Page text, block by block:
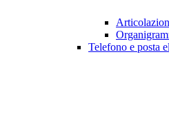
Telefono e posta